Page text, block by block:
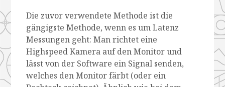
Die zuvor verwendete Methode ist die
gängigste Methode, wenn es um Latenz
Messungen geht: Man richtet eine
Highspeed Kamera auf den Monitor und
lässt von der Software ein Signal senden,
welches den Monitor färbt (oder ein